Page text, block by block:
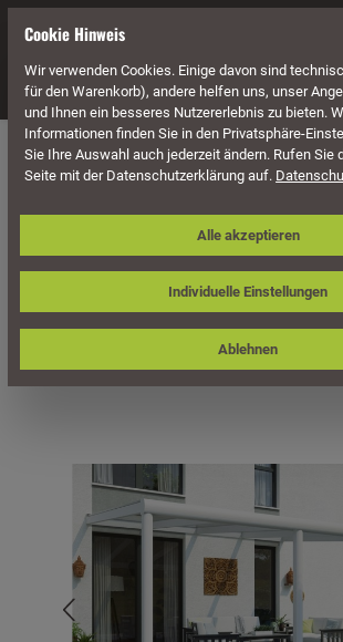
Navigation
Überdachung Terrassenüberdachungen
Skan Holz Aluminium-
Terrassenüberdachung
257 cm, weiß,
Bildergalerie überspringen
Cookie Hinweis
Wir verwenden Cookies. Einige davon sind
für den Warenkorb), andere helfen uns, unser
und Ihnen ein besseres Nutzererlebnis zu bieten.
Informationen finden Sie in den Privatsphäre-
Sie Ihre Auswahl auch jederzeit ändern. Rufen Sie
Seite mit der Datenschutzerklärung auf.
Individuelle Einstellungen
Ablehnen
Alle akzeptieren